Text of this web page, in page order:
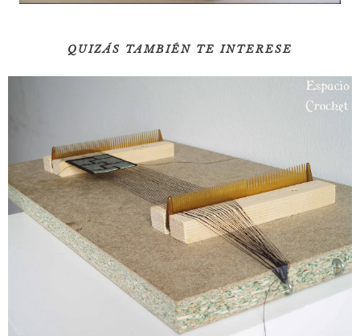
QUIZÁS TAMBIÉN TE INTERESE